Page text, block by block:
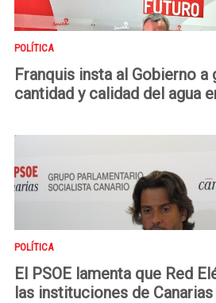
POLÍTICA
Franquis insta al Gobierno a
cantidad y calidad del agua
POLÍTICA
El PSOE lamenta que Red
las instituciones de Canarias